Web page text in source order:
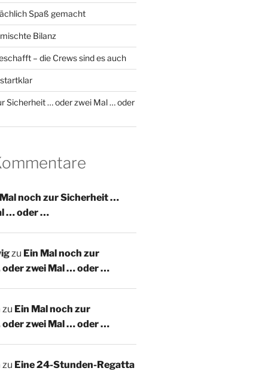
Spaß gemacht
Bilanz
– die Crews sind es auch
Sicherheit … oder zwei Mal … oder
noch zur Sicherheit …
… oder …
zu Ein Mal noch zur
zwei Mal … oder …
zu Ein Mal noch zur
zwei Mal … oder …
zu Eine 24-Stunden-Regatta